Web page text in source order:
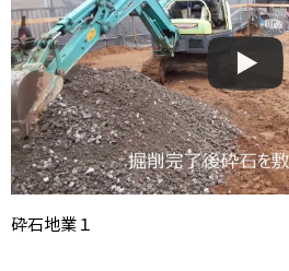
砕石地業１